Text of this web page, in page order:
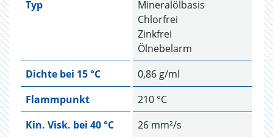
Typ
Mineralölbasis
Chlorfrei
Zinkfrei
Ölnebelarm
Dichte bei 15 °C
0,86 g/ml
Flammpunkt
210 °C
Kin. Visk. bei 40 °C
26 mm²/s